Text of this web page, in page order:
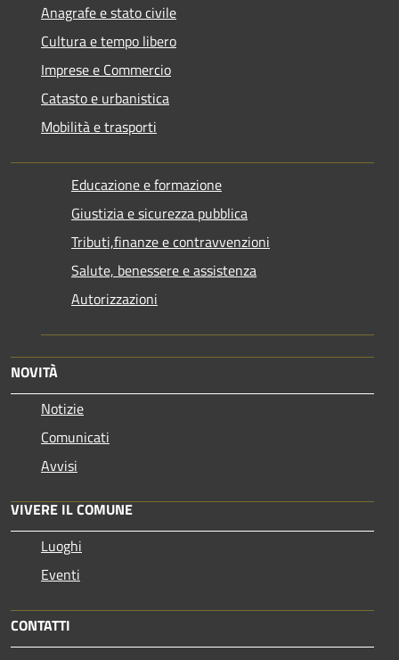
Anagrafe e stato civile
Cultura e tempo libero
Imprese e Commercio
Catasto e urbanistica
Mobilità e trasporti
Educazione e formazione
Giustizia e sicurezza pubblica
Tributi,finanze e contravvenzioni
Salute, benessere e assistenza
Autorizzazioni
NOVITÀ
Notizie
Comunicati
Avvisi
VIVERE IL COMUNE
Luoghi
Eventi
CONTATTI